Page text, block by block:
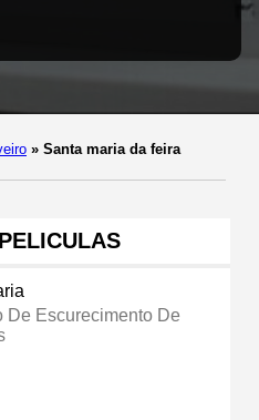
» Santa maria da feira
De Escurecimento De